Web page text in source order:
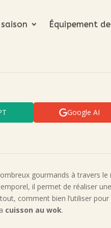
Équipement
Google AI
gourmands à travers le
il permet de réaliser
comment bien l’utiliser
cuisson au wok.